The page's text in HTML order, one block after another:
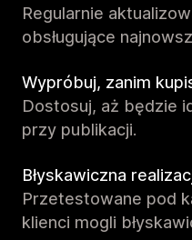
Regularnie
obsługujące
Wypróbuj, zanim
Dostosuj, aż będzie
przy publikacji.
Błyskawiczna
Przetestowane pod
klienci mogli